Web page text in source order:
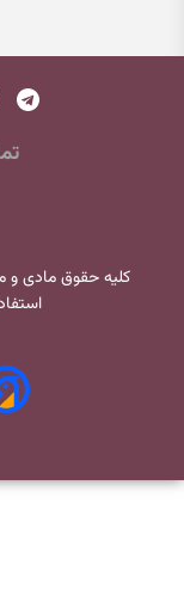
کلیه حقوق مادی و